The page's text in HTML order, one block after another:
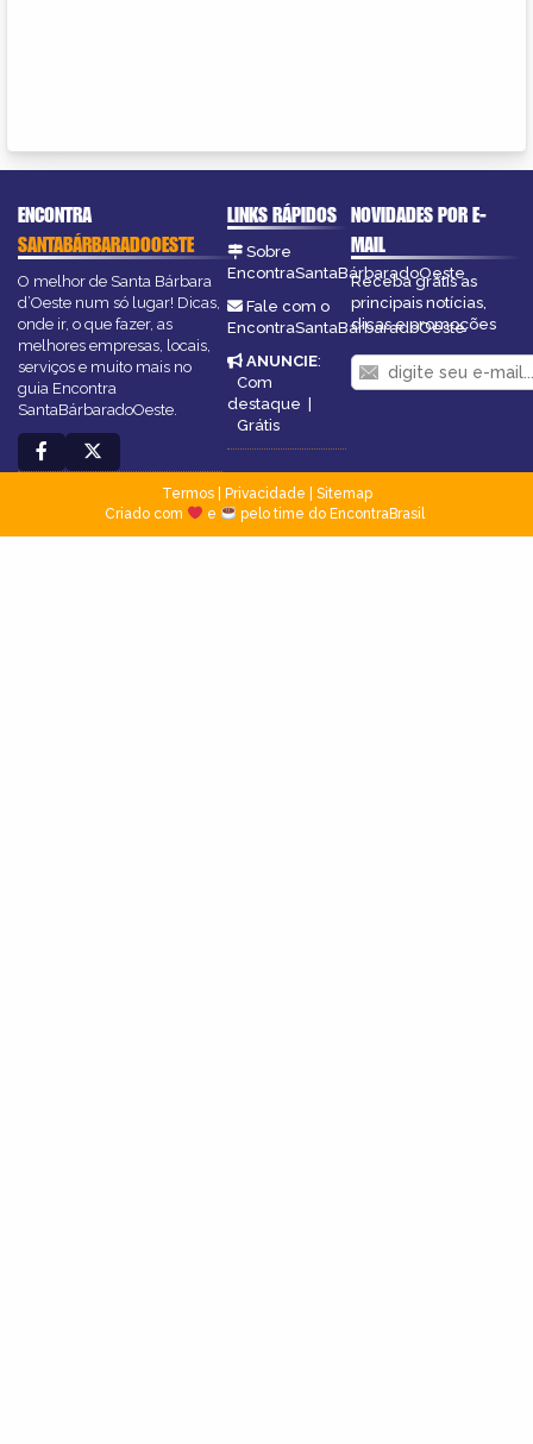
ENCONTRA
SANTABÁRBARADOOESTE
O melhor de Santa Bárbara
d’Oeste num só lugar! Dicas,
onde ir, o que fazer, as
melhores empresas, locais,
serviços e muito mais no
guia Encontra
SantaBárbaradoOeste.
LINKS RÁPIDOS
Sobre
EncontraSantaBárbaradoOeste
Fale com o
EncontraSantaBárbaradoOeste
ANUNCIE:
Com
destaque
Grátis
NOVIDADES POR E-
MAIL
Receba grátis as
principais notícias,
dicas e promoções
Termos| Privacidade
Sitemap
Criado com
e pelo time do EncontraBrasil